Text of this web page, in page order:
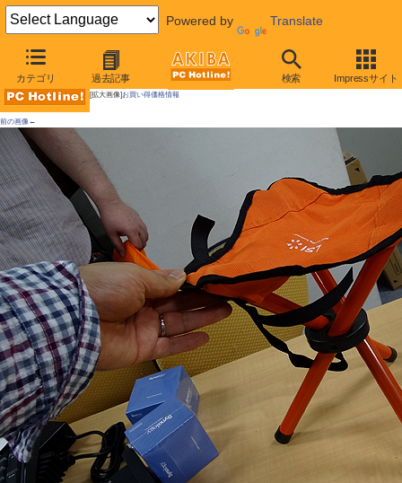
Powered by Translate
カテゴリ 過去記事 検索 Impressサイト
AKIBA PC Hotline!
[拡大画像]お買い得価格情報
前の画像←